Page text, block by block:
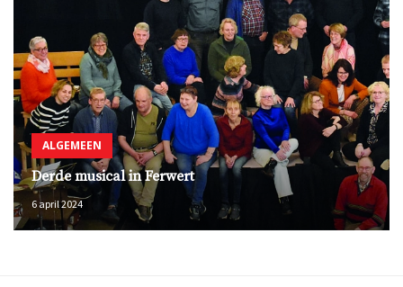
ALGEMEEN
Derde musical in Ferwert
6 april 2024